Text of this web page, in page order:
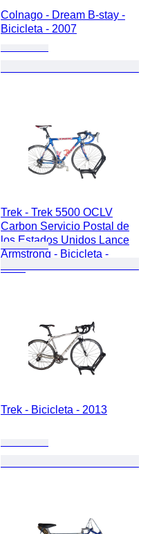
Colnago - Dream B-stay -
Bicicleta - 2007
Trek - Trek 5500 OCLV
Carbon Servicio Postal de
los Estados Unidos Lance
Armstrong - Bicicleta -
2003
Trek - Bicicleta - 2013